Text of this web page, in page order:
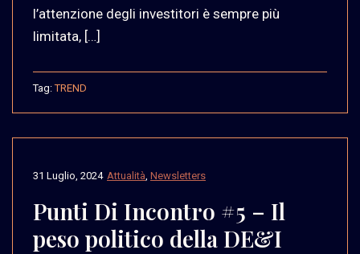
l’attenzione degli investitori è sempre più
limitata, […]
Tag:TREND
Attualità Newsletters
31 Luglio, 2024
Punti Di Incontro #5 – Il
peso politico della DE&I